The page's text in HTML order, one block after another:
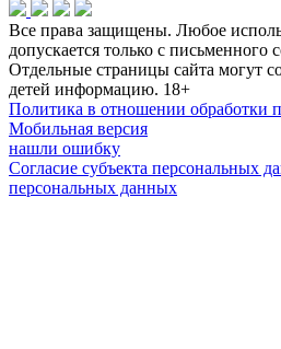
Все права защищены. Любое
допускается только с письменного
Отдельные страницы сайта могут
детей информацию. 18+
Политика в отношении обработки
Мобильная версия
нашли ошибку
Согласие субъекта персональных
персональных данных